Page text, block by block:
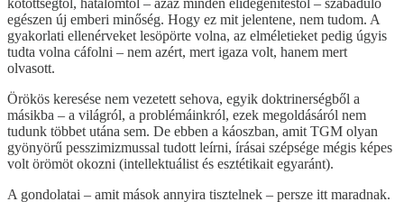
egészen új emberi minőség. Hogy ez mit jelentene, nem tudom. A
gyakorlati ellenérveket lesöpörte volna, az elméletieket pedig úgyis
tudta volna cáfolni – nem azért, mert igaza volt, hanem mert
olvasott.
Örökös keresése nem vezetett sehova, egyik doktrinerségből a
másikba – a világról, a problémáinkról, ezek megoldásáról nem
tudunk többet utána sem. De ebben a káoszban, amit TGM olyan
gyönyörű pesszimizmussal tudott leírni, írásai szépsége mégis képes
volt örömöt okozni (intellektuálist és esztétikait egyaránt).
A gondolatai – amit mások annyira tisztelnek – persze itt maradnak.